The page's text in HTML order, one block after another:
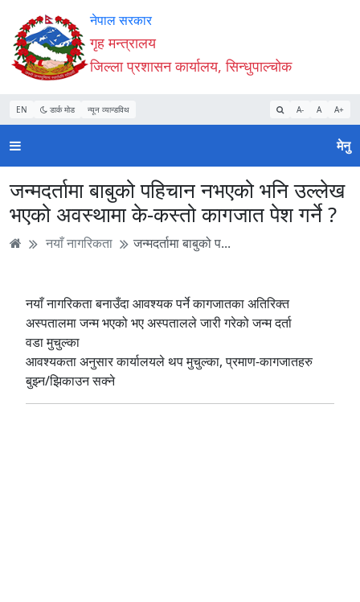
Accessibility
Mode
सुरु
गर्नुहोस्
सामाग्री
पढ्नुहाेस्
नेभिगेसन
पढ्नुहाेस्
वेबसाइट
खोजमा
जानुहोस्
नेपाल सरकार
गृह मन्त्रालय
जिल्ला प्रशासन कार्यालय, सिन्धुपाल्चोक
EN डार्क मोड न्यून व्यान्डविथ A- A A+
मेनु
जन्मदर्तामा बाबुको पहिचान नभएको भनि उल्लेख
भएको अवस्थामा के-कस्तो कागजात पेश गर्ने ?
नयाँ नागरिकता जन्मदर्तामा बाबुको प...
नयाँ नागरिकता बनाउँदा आवश्यक पर्ने कागजातका अतिरिक्त
अस्पतालमा जन्म भएको भए अस्पतालले जारी गरेको जन्म दर्ता
वडा मुचुल्का
आवश्यकता अनुसार कार्यालयले थप मुचुल्का, प्रमाण-कागजातहरु
बुझ्‍न/झिकाउन सक्ने